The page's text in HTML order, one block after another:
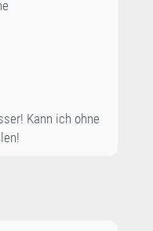
Kann ich ohne